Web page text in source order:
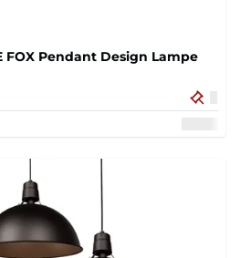
FOX Pendant Design Lampe